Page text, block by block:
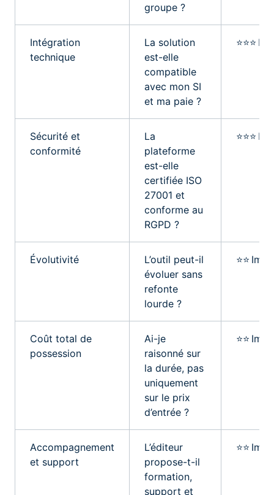
groupe ?
Intégration
technique
La solution
est-elle
compatible
avec mon SI
et ma paie ?
⭐⭐⭐
Sécurité et
conformité
La
plateforme
est-elle
certifiée ISO
27001 et
conforme au
RGPD ?
⭐⭐⭐
Évolutivité
L’outil peut-il
évoluer sans
refonte
lourde ?
⭐⭐
Coût total de
possession
Ai-je
raisonné sur
la durée, pas
uniquement
sur le prix
d’entrée ?
⭐⭐
Accompagnement
et support
L’éditeur
propose-t-il
formation,
support et
⭐⭐